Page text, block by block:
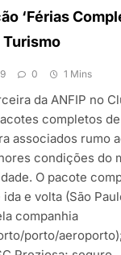
‘Férias
Turismo
0 1 Mins
da ANFIP no
completos
associados rumo
condições do
O pacote
ida e volta (São
companhia
porto/